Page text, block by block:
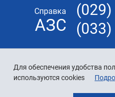
Для обеспечения удобства
используются cookies
Справка
АЗС
(029)
(033)